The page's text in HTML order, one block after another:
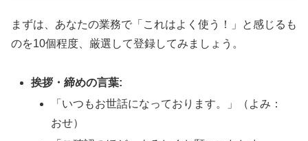
まずは、あなたの業務で「これはよく使う！」と感じるも
のを10個程度、厳選して登録してみましょう。
挨拶・締めの言葉:
「いつもお世話になっております。」（よみ：
おせ）